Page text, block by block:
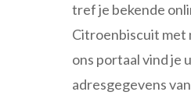
tref je bekende
Citroenbiscuit met
ons portaal vind je
adresgegevens